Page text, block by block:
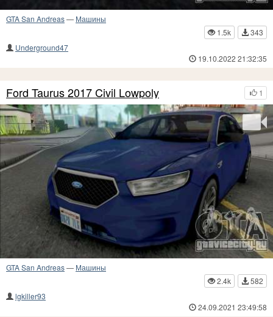
GTA San Andreas— Машины
1.5k
343
Underground47
19.10.2022 21:32:35
1
Ford Taurus 2017 Civil Lowpoly
GTA San Andreas— Машины
2.4k
582
lgkiller93
24.09.2021 23:49:58